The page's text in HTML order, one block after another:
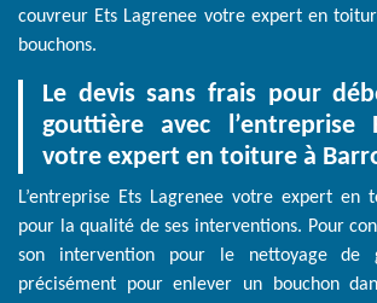
couvreur Ets Lagrenee votre expert en
bouchons.
Le devis sans frais pour
gouttière avec l’entreprise
votre expert en toiture à
L’entreprise Ets Lagrenee votre expert en
pour la qualité de ses interventions. Pour
son intervention pour le nettoyage de
précisément pour enlever un bouchon